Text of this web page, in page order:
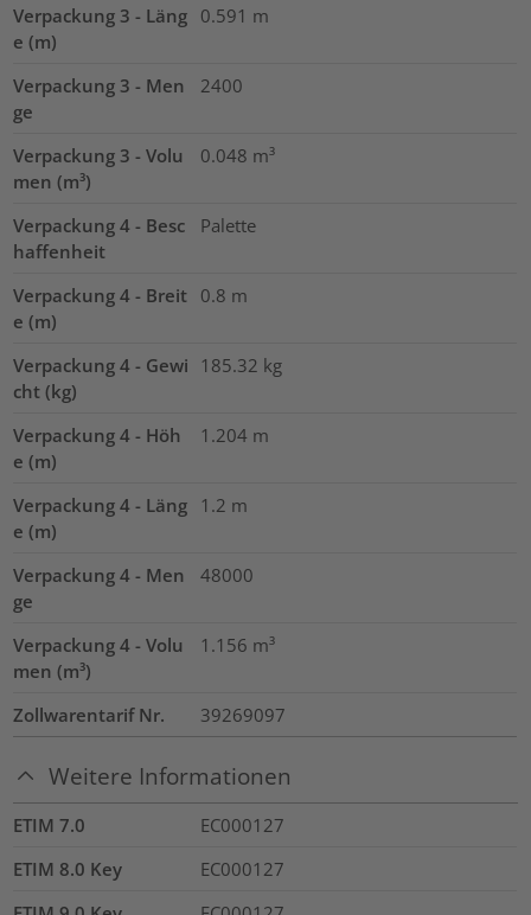
Verpackung 3 - Läng
e (m)
0.591 m
Verpackung 3 - Men
ge
2400
Verpackung 3 - Volu
men (m³)
0.048 m³
Verpackung 4 - Besc
haffenheit
Palette
Verpackung 4 - Breit
e (m)
0.8 m
Verpackung 4 - Gewi
cht (kg)
185.32 kg
Verpackung 4 - Höh
e (m)
1.204 m
Verpackung 4 - Läng
e (m)
1.2 m
Verpackung 4 - Men
ge
48000
Verpackung 4 - Volu
men (m³)
1.156 m³
Zollwarentarif Nr. 39269097
Weitere Informationen
ETIM 7.0
EC000127
ETIM 8.0 Key
EC000127